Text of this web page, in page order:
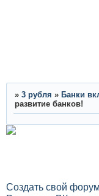
» 3 рубля » Банки
развитие банков!
Создать свой